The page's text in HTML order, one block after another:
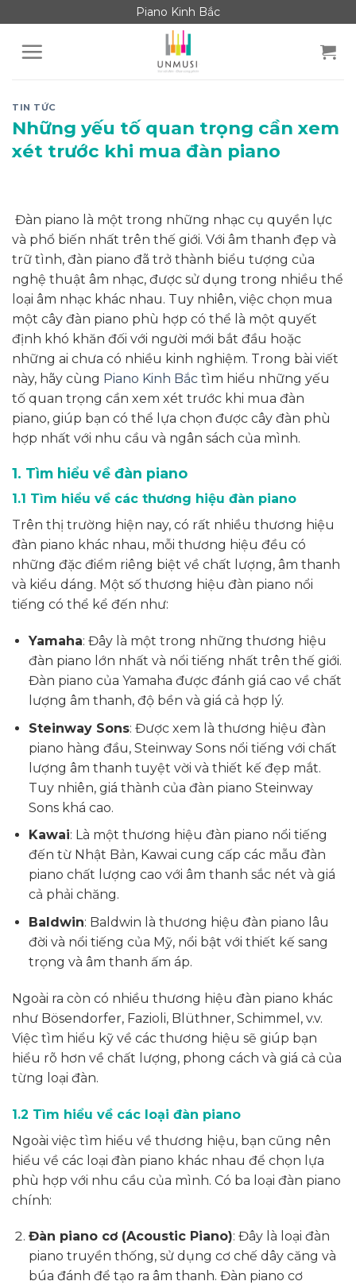
to
content
Piano Kinh Bắc
TIN TỨC
Những yếu tố quan trọng cần xem
xét trước khi mua đàn piano
Đàn piano là một trong những nhạc cụ quyền lực
và phổ biến nhất trên thế giới. Với âm thanh đẹp và
trữ tình, đàn piano đã trở thành biểu tượng của
nghệ thuật âm nhạc, được sử dụng trong nhiều thể
loại âm nhạc khác nhau. Tuy nhiên, việc chọn mua
một cây đàn piano phù hợp có thể là một quyết
định khó khăn đối với người mới bắt đầu hoặc
những ai chưa có nhiều kinh nghiệm. Trong bài viết
này, hãy cùng Piano Kinh Bắc tìm hiểu những yếu
tố quan trọng cần xem xét trước khi mua đàn
piano, giúp bạn có thể lựa chọn được cây đàn phù
hợp nhất với nhu cầu và ngân sách của mình.
1. Tìm hiểu về đàn piano
1.1 Tìm hiểu về các thương hiệu đàn piano
Trên thị trường hiện nay, có rất nhiều thương hiệu
đàn piano khác nhau, mỗi thương hiệu đều có
những đặc điểm riêng biệt về chất lượng, âm thanh
và kiểu dáng. Một số thương hiệu đàn piano nổi
tiếng có thể kể đến như:
Yamaha: Đây là một trong những thương hiệu
đàn piano lớn nhất và nổi tiếng nhất trên thế giới.
Đàn piano của Yamaha được đánh giá cao về chất
lượng âm thanh, độ bền và giá cả hợp lý.
Steinway Sons: Được xem là thương hiệu đàn
piano hàng đầu, Steinway Sons nổi tiếng với chất
lượng âm thanh tuyệt vời và thiết kế đẹp mắt.
Tuy nhiên, giá thành của đàn piano Steinway
Sons khá cao.
Kawai: Là một thương hiệu đàn piano nổi tiếng
đến từ Nhật Bản, Kawai cung cấp các mẫu đàn
piano chất lượng cao với âm thanh sắc nét và giá
cả phải chăng.
Baldwin: Baldwin là thương hiệu đàn piano lâu
đời và nổi tiếng của Mỹ, nổi bật với thiết kế sang
trọng và âm thanh ấm áp.
Ngoài ra còn có nhiều thương hiệu đàn piano khác
như Bösendorfer, Fazioli, Blüthner, Schimmel, v.v.
Việc tìm hiểu kỹ về các thương hiệu sẽ giúp bạn
hiểu rõ hơn về chất lượng, phong cách và giá cả của
từng loại đàn.
1.2 Tìm hiểu về các loại đàn piano
Ngoài việc tìm hiểu về thương hiệu, bạn cũng nên
hiểu về các loại đàn piano khác nhau để chọn lựa
phù hợp với nhu cầu của mình. Có ba loại đàn piano
chính:
Đàn piano cơ (Acoustic Piano): Đây là loại đàn
piano truyền thống, sử dụng cơ chế dây căng và
búa đánh để tạo ra âm thanh. Đàn piano cơ